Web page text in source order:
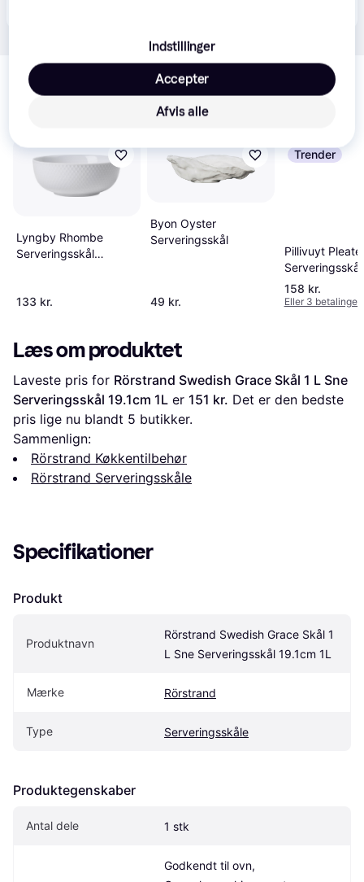
Relaterede produkter
Se vores forslag til andre produkter, der matcher dine
Lyngby Rhombe
Serveringsskål
133 kr.
Byon Oyster
Serveringsskål
49 kr.
Trender
Pillivuyt
15cm
158 kr.
Eller 3 betalinger
Læs om produktet
Laveste pris for Rörstrand Swedish Grace Skål 1 L Sne
Serveringsskål 19.1cm 1L er 151 kr. Det er den bedste
pris lige nu blandt 5 butikker.
Sammenlign:
Rörstrand Køkkentilbehør
Rörstrand Serveringsskåle
Specifikationer
Produkt
Produktnavn
Rörstrand Swedish Grace Skål 1
L Sne Serveringsskål 19.1cm 1L
Mærke Rörstrand
Type Serveringsskåle
Produktegenskaber
Antal dele 1 stk
Godkendt til ovn,
Indstillinger
Afvis alle
Accepter